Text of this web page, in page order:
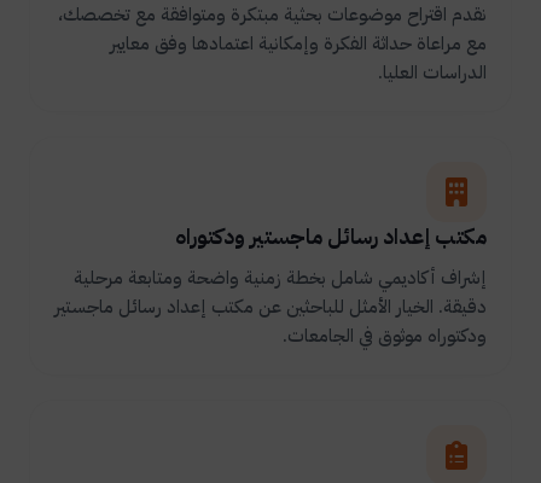
نقدم اقتراح موضوعات بحثية مبتكرة ومتوافقة مع تخصصك،
مع مراعاة حداثة الفكرة وإمكانية اعتمادها وفق معايير
الدراسات العليا.
مكتب إعداد رسائل ماجستير ودكتوراه
إشراف أكاديمي شامل بخطة زمنية واضحة ومتابعة مرحلية
دقيقة. الخيار الأمثل للباحثين عن مكتب إعداد رسائل ماجستير
ودكتوراه موثوق في الجامعات.